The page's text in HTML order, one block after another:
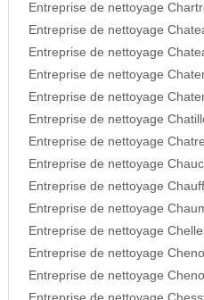
Entreprise de nettoyage
Entreprise de nettoyage
Entreprise de nettoyage
Entreprise de nettoyage
Entreprise de nettoyage
Entreprise de nettoyage
Entreprise de nettoyage
Entreprise de nettoyage
Entreprise de nettoyage
Entreprise de nettoyage
Entreprise de nettoyage
Entreprise de nettoyage
Entreprise de nettoyage